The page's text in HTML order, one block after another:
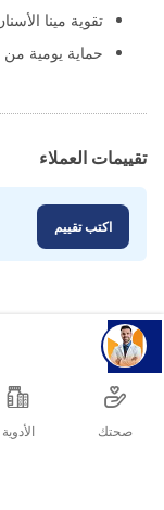
تقوية مينا
حماية يومية
تقييمات العملاء
اكتب تقييم
صحتك الأدوية